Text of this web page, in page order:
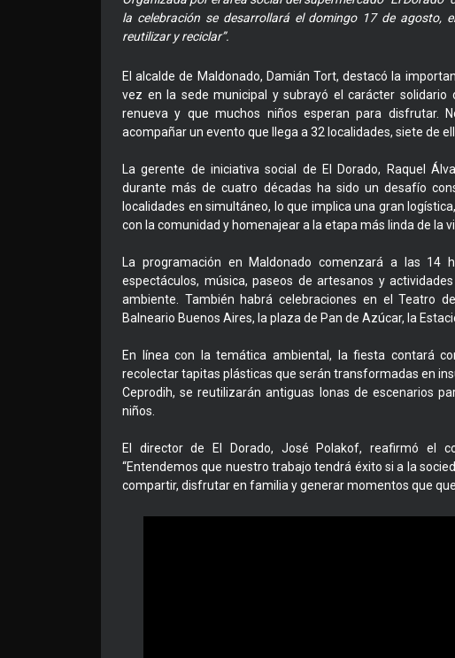
la celebración se desarrollará el domingo 17 de agosto,
reutilizar y reciclar”.
El alcalde de Maldonado, Damián Tort, destacó la
vez en la sede municipal y subrayó el carácter
renueva y que muchos niños esperan para disfrutar.
acompañar un evento que llega a 32 localidades, siete de
La gerente de iniciativa social de El Dorado, Raquel
durante más de cuatro décadas ha sido un desafío
localidades en simultáneo, lo que implica una gran
con la comunidad y homenajear a la etapa más linda de la
La programación en Maldonado comenzará a las 14
espectáculos, música, paseos de artesanos y
ambiente. También habrá celebraciones en el Teatro
Balneario Buenos Aires, la plaza de Pan de Azúcar, la
En línea con la temática ambiental, la fiesta contará
recolectar tapitas plásticas que serán transformadas en
Ceprodih, se reutilizarán antiguas lonas de escenarios
niños.
El director de El Dorado, José Polakof, reafirmó el
“Entendemos que nuestro trabajo tendrá éxito si a la
compartir, disfrutar en familia y generar momentos que